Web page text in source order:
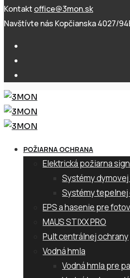
Kontakt office@3mon.sk
Navštívte nás Kopčianska 4027/
POŽIARNA OCHRANA
Elektrická požiarna
Systémy
Systémy tepelnej
EPS a hasenie pre
MAUS STIXX PRO
Pult centrálnej ochrany
Vodná hmla
Vodná hmla pre